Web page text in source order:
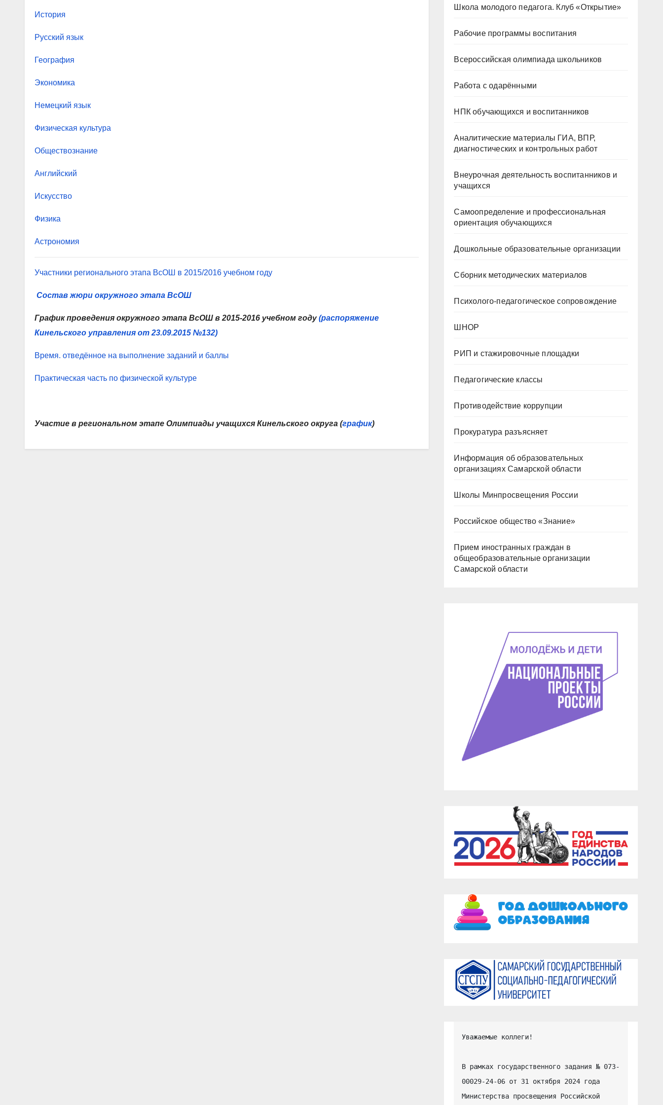
История
Русский язык
География
Экономика
Немецкий язык
Физическая культура
Обществознание
Английский
Искусство
Физика
Астрономия
Участники регионального этапа ВсОШ в 2015/2016 учебном году
Состав жюри окружного этапа ВсОШ
График проведения окружного этапа ВсОШ в 2015-2016 учебном году(распоряжение
Кинельского управления от 23.09.2015 №132)
Время. отведённое на выполнение заданий и баллы
Практическая часть по физической культуре
Участие в региональном этапе Олимпиады учащихся Кинельского округа (график)
Школа молодого педагога. Клуб «Открытие»
Рабочие программы воспитания
Всероссийская олимпиада школьников
Работа с одарёнными
НПК обучающихся и воспитанников
Аналитические материалы ГИА, ВПР,
диагностических и контрольных работ
Внеурочная деятельность воспитанников и
учащихся
Самоопределение и профессиональная
ориентация обучающихся
Дошкольные образовательные организации
Сборник методических материалов
Психолого-педагогическое сопровождение
ШНОР
РИП и стажировочные площадки
Педагогические классы
Противодействие коррупции
Прокуратура разъясняет
Информация об образовательных
организациях Самарской области
Школы Минпросвещения России
Российское общество «Знание»
Прием иностранных граждан в
общеобразовательные организации
Самарской области
Уважаемые коллеги!
В рамках государственного задания № 073-
00029-24-06 от 31 октября 2024 года
Министерства просвещения Российской